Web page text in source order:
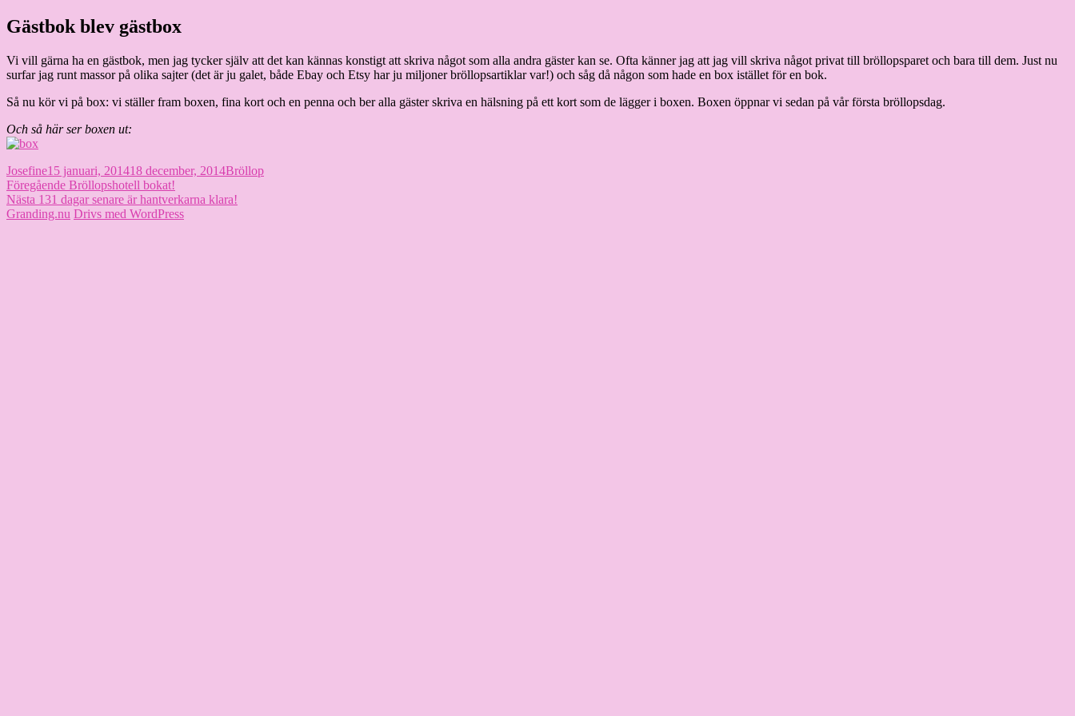
Hoppa
till
Granding.nu
Gästbok blev gästbox
Vi vill gärna ha en gästbok, men jag tycker själv att det kan kännas konstigt att skriva något som alla andra gäster kan se. Ofta känner jag att jag vill skriva något privat till bröllopsparet och bara till dem. Just nu
surfar jag runt massor på olika sajter (det är ju galet, både Ebay och Etsy har ju miljoner bröllopsartiklar var!) och såg då någon som hade en box istället för en bok.
Så nu kör vi på box: vi ställer fram boxen, fina kort och en penna och ber alla gäster skriva en hälsning på ett kort som de lägger i boxen. Boxen öppnar vi sedan på vår första bröllopsdag.
Och så här ser boxen ut:
Författare
JosefinePublicerat
den
15 januari, 201418 december, 2014Kategorier
Bröllop
Inläggsnavigering
Föregående Föregående
inlägg:
Bröllopshotell bokat!
Nästa Nästa
inlägg:
131 dagar senare är hantverkarna klara!
Granding.nu Drivs med WordPress